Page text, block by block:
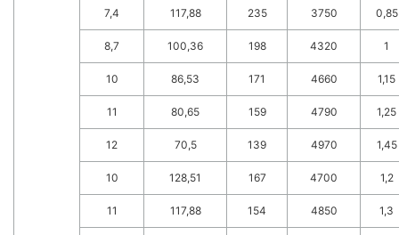
7,4 117,88 235 3750 0,85
8,7 100,36 198 4320 1
10 86,53 171 4660 1,15
11 80,65 159 4790 1,25
12 70,5 139 4970 1,45
10 128,51 167 4700 1,2
11 117,88 154 4850 1,3